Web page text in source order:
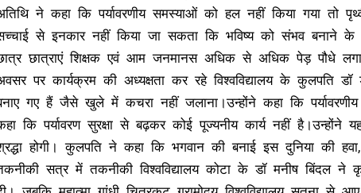
ने कहा कि पर्यावरणीय समस्याओं को हल नहीं किया गया तो
से इनकार नहीं किया जा सकता कि भविष्य को संभव बनाने के
छात्राएं शिक्षक एवं आम जनमानस अधिक से अधिक पेड़ पौधे
पर कार्यक्रम की अध्यक्षता कर रहे विश्वविद्यालय के कुलपति
गए हैं जैसे खुले में कचरा नहीं जलाना।उन्होंने कहा कि
कि पर्यावरण सुरक्षा से बढ़कर कोई पूज्यनीय कार्य नहीं
होगी। कुलपति ने कहा कि भगवान की बनाई इस दुनिया की
सत्र में तकनीकी विश्वविद्यालय कोटा के डॉ मनीष बिंदल ने